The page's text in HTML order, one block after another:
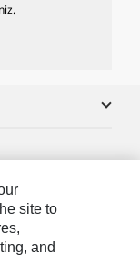
site to
and